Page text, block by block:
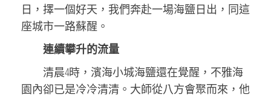
日，擇一個好天，我們奔赴一場海鹽日出，同這
座城市一路蘇醒。
連續攀升的流量
清晨4時，濱海小城海鹽還在覺醒，不雅海
園內卻已是冷冷清清。大師從八方會聚而來，他